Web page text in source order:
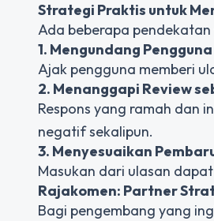
Strategi Praktis untuk
Ada beberapa
1. Mengundang
Ajak pengguna memberi
2. Menanggapi Review
Respons yang ramah dan
negatif sekalipun.
3. Menyesuaikan
Masukan dari ulasan
Rajakomen: Partner
Bagi pengembang yang